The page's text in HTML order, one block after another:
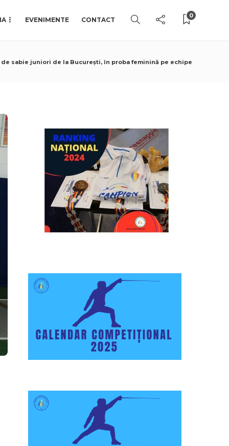
EVENIMENTE CONTACT
0
de sabie juniori de la București, în proba feminină pe echipe